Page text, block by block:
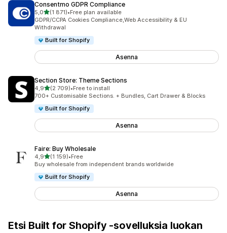
Consentmo GDPR Compliance
5,0/ 5 tähteä
(1 871)
1871 arvostelua yhteensä
•Free plan available
GDPR/CCPA Cookies Compliance,Web Accessibility & EU
Withdrawal
Built for Shopify
Asenna
Section Store: Theme Sections
4,9/ 5 tähteä
(2 709)
2709 arvostelua yhteensä
•Free to install
700+ Customisable Sections. + Bundles, Cart Drawer & Blocks
Built for Shopify
Asenna
Faire: Buy Wholesale
4,9/ 5 tähteä
(1 159)
1159 arvostelua yhteensä
•Free
Buy wholesale from independent brands worldwide
Built for Shopify
Asenna
Etsi Built for Shopify ‑sovelluksia luokan